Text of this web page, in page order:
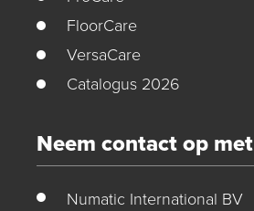
FloorCare
VersaCare
Catalogus 2026
Neem contact op met
Numatic International BV